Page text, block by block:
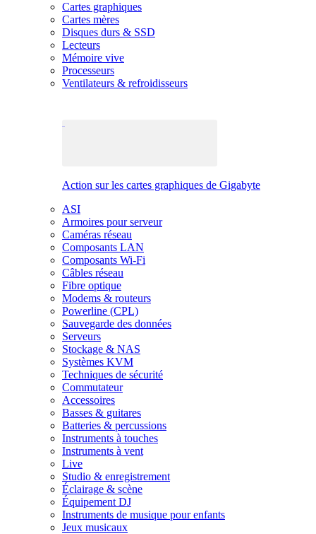
Cartes graphiques
Cartes mères
Disques durs & SSD
Lecteurs
Mémoire vive
Processeurs
Ventilateurs & refroidisseurs
Action sur les cartes graphiques de Gigabyte
ASI
Armoires pour serveur
Caméras réseau
Composants LAN
Composants Wi-Fi
Câbles réseau
Fibre optique
Modems & routeurs
Powerline (CPL)
Sauvegarde des données
Serveurs
Stockage & NAS
Systèmes KVM
Techniques de sécurité
Commutateur
Accessoires
Basses & guitares
Batteries & percussions
Instruments à touches
Instruments à vent
Live
Studio & enregistrement
Éclairage & scène
Équipement DJ
Instruments de musique pour enfants
Jeux musicaux